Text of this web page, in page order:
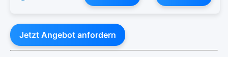
Jetzt Angebot anfordern